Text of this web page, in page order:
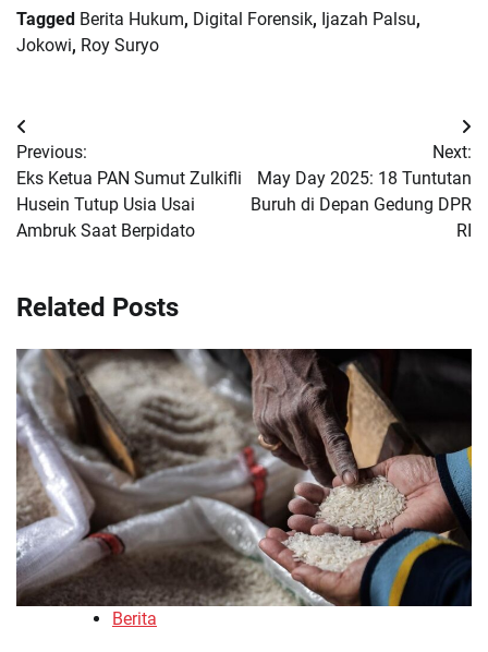
Tagged Berita Hukum, Digital Forensik, Ijazah Palsu,
Jokowi, Roy Suryo
Navigasi
pos
Previous:
Eks Ketua PAN Sumut Zulkifli
Husein Tutup Usia Usai
Ambruk Saat Berpidato
Next:
May Day 2025: 18 Tuntutan
Buruh di Depan Gedung DPR
RI
Related Posts
Berita